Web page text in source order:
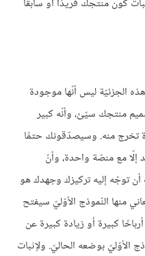
الجزئيّة ليس أنّها موجودة
منتجك سيّئ، وأنّه كبير
تخرج منه. وسيصدّقونك حتمًا
إلّا مع منصّة واحدة، وأنّ
توجّه إليه تركيزك وجهدك هو
منها النّموذج الأوّليّ سيفتح
كبيرة أو زيادة كبيرة عن
الأوّليّ بوضعه الحاليّ. ولإثبات